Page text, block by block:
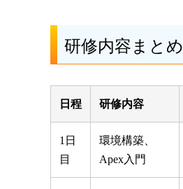
研修内容まとめ
日程 研修内容
1日
目
環境構築、
Apex入門